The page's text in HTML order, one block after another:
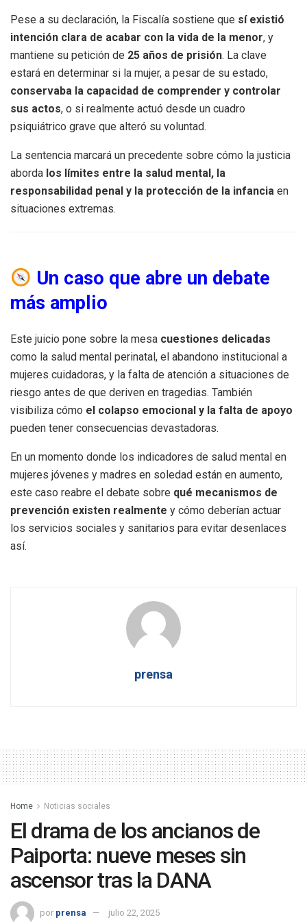
Pese a su declaración, la Fiscalía sostiene que sí existió
intención clara de acabar con la vida de la menor, y
mantiene su petición de 25 años de prisión. La clave
estará en determinar si la mujer, a pesar de su estado,
conservaba la capacidad de comprender y controlar
sus actos, o si realmente actuó desde un cuadro
psiquiátrico grave que alteró su voluntad.
La sentencia marcará un precedente sobre cómo la justicia
aborda los límites entre la salud mental, la
responsabilidad penal y la protección de la infancia en
situaciones extremas.
Un caso que abre un debate
más amplio
Este juicio pone sobre la mesa cuestiones delicadas
como la salud mental perinatal, el abandono institucional a
mujeres cuidadoras, y la falta de atención a situaciones de
riesgo antes de que deriven en tragedias. También
visibiliza cómo el colapso emocional y la falta de apoyo
pueden tener consecuencias devastadoras.
En un momento donde los indicadores de salud mental en
mujeres jóvenes y madres en soledad están en aumento,
este caso reabre el debate sobre qué mecanismos de
prevención existen realmente y cómo deberían actuar
los servicios sociales y sanitarios para evitar desenlaces
así.
prensa
Home Noticias sociales
El drama de los ancianos de
Paiporta: nueve meses sin
ascensor tras la DANA
por prensa julio 22, 2025